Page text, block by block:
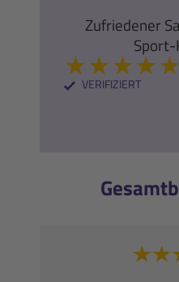
Zufriedener
★★★★★
VERIFIZIERT